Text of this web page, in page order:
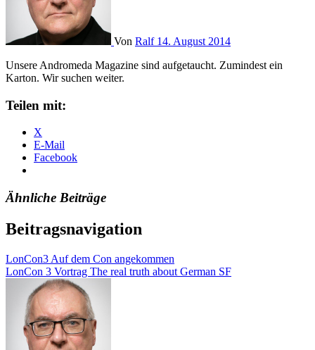
Von Ralf 14. August 2014
Unsere Andromeda Magazine sind aufgetaucht. Zumindest ein
Karton. Wir suchen weiter.
Teilen mit:
X
E-Mail
Facebook
Ähnliche Beiträge
Beitragsnavigation
LonCon3 Auf dem Con angekommen
LonCon 3 Vortrag The real truth about German SF